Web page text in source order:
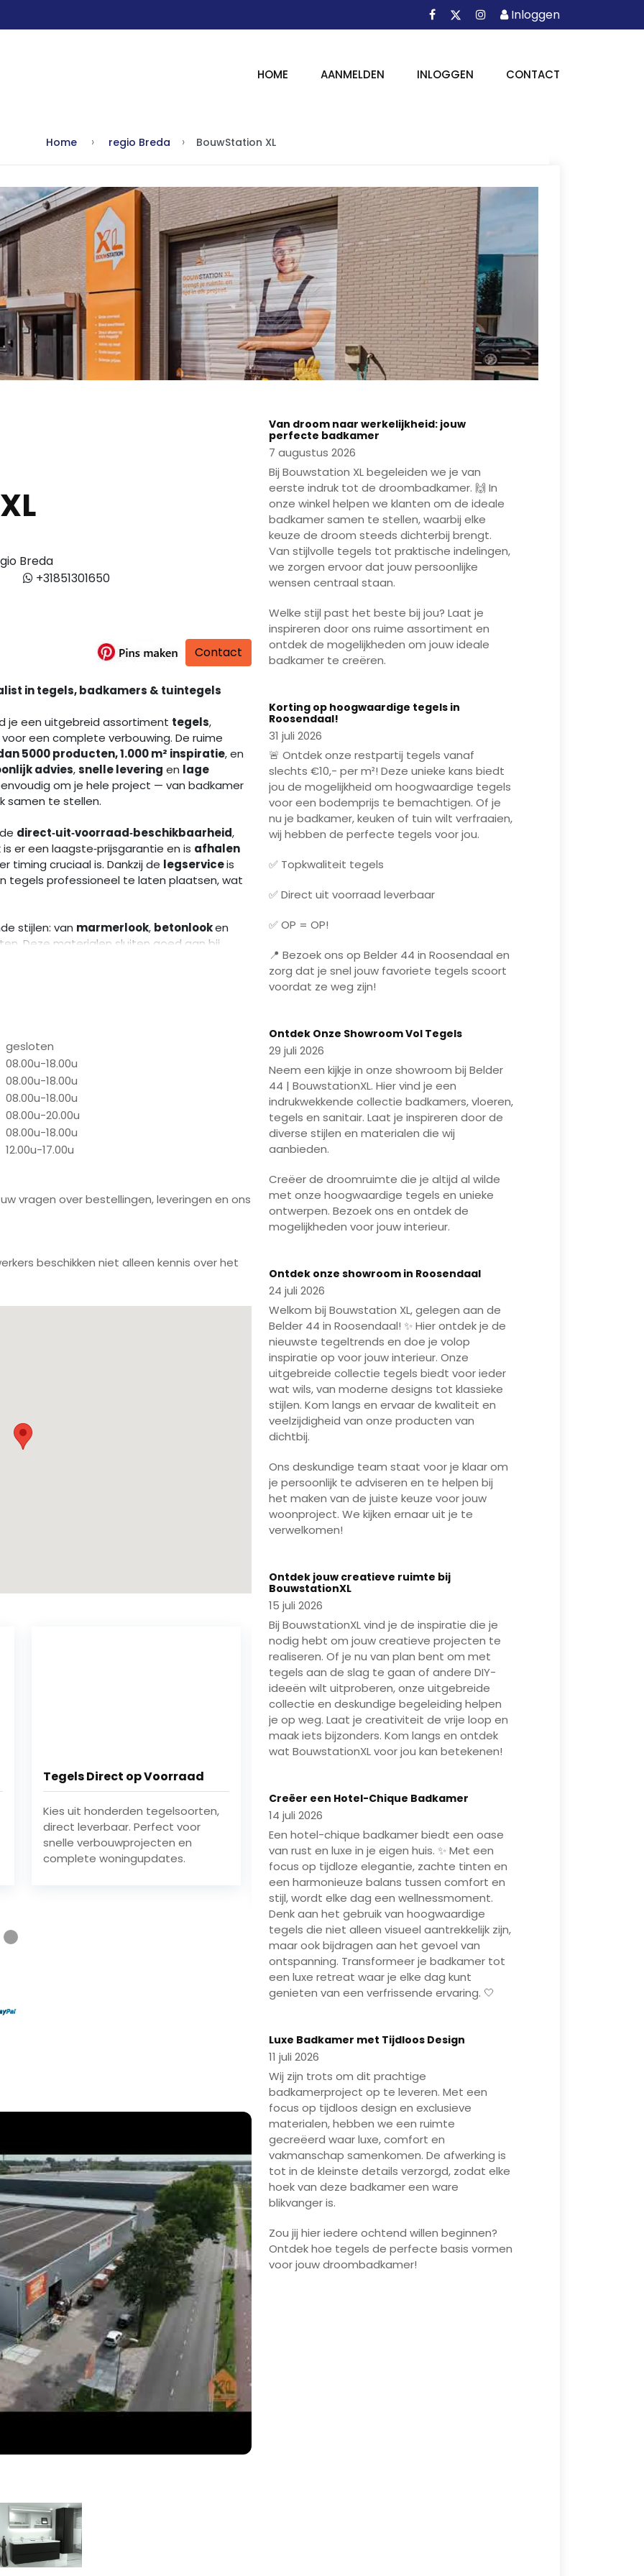
FacebookInstagram
Inloggen
Inloggen
HOME AANMELDEN INLOGGEN CONTACT
Home regio Breda BouwStation XL
Breda
+31851301650
Contact
in tegels, badkamers & tuintegels
je een uitgebreid assortiment tegels,
een complete verbouwing. De ruime
5000 producten, 1.000 m² inspiratie, en
advies,snelle levering en lage
om je hele project — van badkamer
samen te stellen.
direct‑uit‑voorraad‑beschikbaarheid,
er een laagste‑prijsgarantie en is afhalen
timing cruciaal is. Dankzij de legserviceis
tegels professioneel te laten plaatsen, wat
stijlen: van marmerlook, betonlooken
Deze materialen sluiten goed aan bij
de brede collectie vloertegels en
een serene uitstraling creëren in
profiteren van
3D‑ontwerp
geopend
binnen de regio Breda en heeft
compleet wilt vernieuwen of tegels
een typisch Brabants stukje landschap waar
in Roosendaal.
gesloten
08.00u-18.00u
08.00u-18.00u
08.00u-18.00u
08.00u-20.00u
08.00u-18.00u
12.00u-17.00u
vragen over bestellingen, leveringen en ons
beschikken niet alleen kennis over het
Roosendaal Inspiratiepunt
BouwStation XL ligt nabij het
landelijke gebied rond de Oude
Markt — een bekend Roosendaals
oriëntatiepunt waar bewoners
Bekijk de nieuwste tegeltrends in
onze showroom. Ontdek warme
tinten, grote formaten en
materialen die passen bij elke
woonstijl.
Ga naar testimonial 1
fullscreen
Play
Van droom naar werkelijkheid: jouw
perfecte badkamer
7 augustus 2026
Bij Bouwstation XL begeleiden we je van
eerste indruk tot de droombadkamer. 🙌 In
onze winkel helpen we klanten om de ideale
badkamer samen te stellen, waarbij elke
keuze de droom steeds dichterbij brengt.
Van stijlvolle tegels tot praktische indelingen,
we zorgen ervoor dat jouw persoonlijke
wensen centraal staan.
Welke stijl past het beste bij jou? Laat je
inspireren door ons ruime assortiment en
ontdek de mogelijkheden om jouw ideale
badkamer te creëren.
Play
Korting op hoogwaardige tegels in
Roosendaal!
31 juli 2026
🚨 Ontdek onze restpartij tegels vanaf
slechts €10,- per m²! Deze unieke kans biedt
jou de mogelijkheid om hoogwaardige tegels
voor een bodemprijs te bemachtigen. Of je
nu je badkamer, keuken of tuin wilt verfraaien,
wij hebben de perfecte tegels voor jou.
✅ Topkwaliteit tegels
✅ Direct uit voorraad leverbaar
✅ OP = OP!
📍 Bezoek ons op Belder 44 in Roosendaal en
zorg dat je snel jouw favoriete tegels scoort
voordat ze weg zijn!
Play
Ontdek Onze Showroom Vol Tegels
29 juli 2026
Neem een kijkje in onze showroom bij Belder
44 | BouwstationXL. Hier vind je een
indrukwekkende collectie badkamers, vloeren,
tegels en sanitair. Laat je inspireren door de
diverse stijlen en materialen die wij
aanbieden.
Creëer de droomruimte die je altijd al wilde
met onze hoogwaardige tegels en unieke
ontwerpen. Bezoek ons en ontdek de
mogelijkheden voor jouw interieur.
Play
Ontdek onze showroom in Roosendaal
24 juli 2026
Welkom bij Bouwstation XL, gelegen aan de
Belder 44 in Roosendaal! ✨ Hier ontdek je de
nieuwste tegeltrends en doe je volop
inspiratie op voor jouw interieur. Onze
uitgebreide collectie tegels biedt voor ieder
wat wils, van moderne designs tot klassieke
stijlen. Kom langs en ervaar de kwaliteit en
veelzijdigheid van onze producten van
dichtbij.
Ons deskundige team staat voor je klaar om
je persoonlijk te adviseren en te helpen bij
het maken van de juiste keuze voor jouw
woonproject. We kijken ernaar uit je te
verwelkomen!
Play
Ontdek jouw creatieve ruimte bij
BouwstationXL
15 juli 2026
Bij BouwstationXL vind je de inspiratie die je
nodig hebt om jouw creatieve projecten te
realiseren. Of je nu van plan bent om met
tegels aan de slag te gaan of andere DIY-
ideeën wilt uitproberen, onze uitgebreide
collectie en deskundige begeleiding helpen
je op weg. Laat je creativiteit de vrije loop en
maak iets bijzonders. Kom langs en ontdek
wat BouwstationXL voor jou kan betekenen!
Play
Creëer een Hotel-Chique Badkamer
14 juli 2026
Een hotel-chique badkamer biedt een oase
van rust en luxe in je eigen huis. ✨ Met een
focus op tijdloze elegantie, zachte tinten en
een harmonieuze balans tussen comfort en
stijl, wordt elke dag een wellnessmoment.
Denk aan het gebruik van hoogwaardige
tegels die niet alleen visueel aantrekkelijk zijn,
maar ook bijdragen aan het gevoel van
ontspanning. Transformeer je badkamer tot
een luxe retreat waar je elke dag kunt
genieten van een verfrissende ervaring. 🤍
Play
Luxe Badkamer met Tijdloos Design
11 juli 2026
Wij zijn trots om dit prachtige
badkamerproject op te leveren. Met een
focus op tijdloos design en exclusieve
materialen, hebben we een ruimte
gecreëerd waar luxe, comfort en
vakmanschap samenkomen. De afwerking is
tot in de kleinste details verzorgd, zodat elke
hoek van deze badkamer een ware
blikvanger is.
Zou jij hier iedere ochtend willen beginnen?
Ontdek hoe tegels de perfecte basis vormen
voor jouw droombadkamer!